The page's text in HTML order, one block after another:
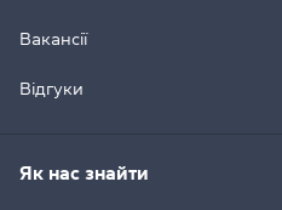
Вакансії
Відгуки
Як нас знайти